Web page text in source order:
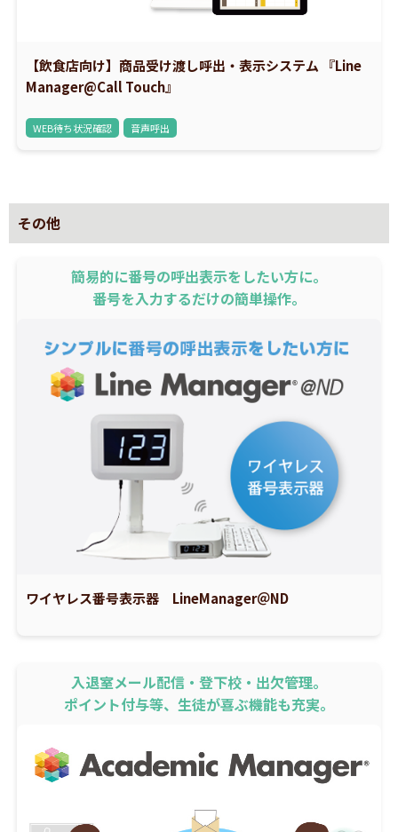
【飲食店向け】商品受け渡し呼出・表示システム 『Line
Manager@Call Touch』
WEB待ち状況確認 音声呼出
その他
簡易的に番号の呼出表示をしたい方に。
番号を入力するだけの簡単操作。
ワイヤレス番号表示器 LineManager＠ND
入退室メール配信・登下校・出欠管理。
ポイント付与等、生徒が喜ぶ機能も充実。